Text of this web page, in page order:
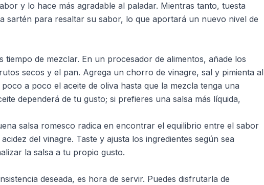
y lo hace más agradable al paladar. Mientras tanto, tuesta
sartén para resaltar su sabor, lo que aportará un nuevo nivel de
tiempo de mezclar. En un procesador de alimentos, añade los
secos y el pan. Agrega un chorro de vinagre, sal y pimienta al
a poco el aceite de oliva hasta que la mezcla tenga una
dependerá de tu gusto; si prefieres una salsa más líquida,
salsa romesco radica en encontrar el equilibrio entre el sabor
del vinagre. Taste y ajusta los ingredientes según sea
la salsa a tu propio gusto.
deseada, es hora de servir. Puedes disfrutarla de